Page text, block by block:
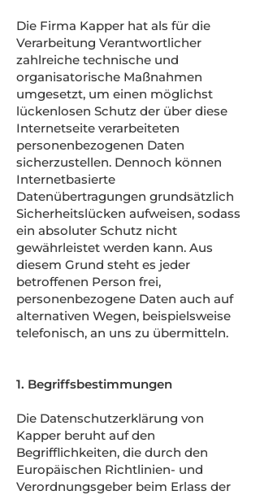
Die Firma Kapper hat als für die
Verarbeitung Verantwortlicher
zahlreiche technische und
organisatorische Maßnahmen
umgesetzt, um einen möglichst
lückenlosen Schutz der über diese
Internetseite verarbeiteten
personenbezogenen Daten
sicherzustellen. Dennoch können
Internetbasierte
Datenübertragungen grundsätzlich
Sicherheitslücken aufweisen, sodass
ein absoluter Schutz nicht
gewährleistet werden kann. Aus
diesem Grund steht es jeder
betroffenen Person frei,
personenbezogene Daten auch auf
alternativen Wegen, beispielsweise
telefonisch, an uns zu übermitteln.
1. Begriffsbestimmungen
Die Datenschutzerklärung von
Kapper beruht auf den
Begrifflichkeiten, die durch den
Europäischen Richtlinien- und
Verordnungsgeber beim Erlass der